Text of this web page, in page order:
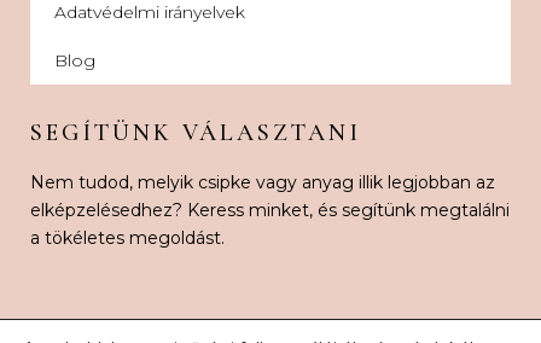
Adatvédelmi irányelvek
Blog
SEGÍTÜNK VÁLASZTANI
Nem tudod, melyik csipke vagy anyag illik legjobban az
elképzelésedhez? Keress minket, és segítünk megtalálni
a tökéletes megoldást.